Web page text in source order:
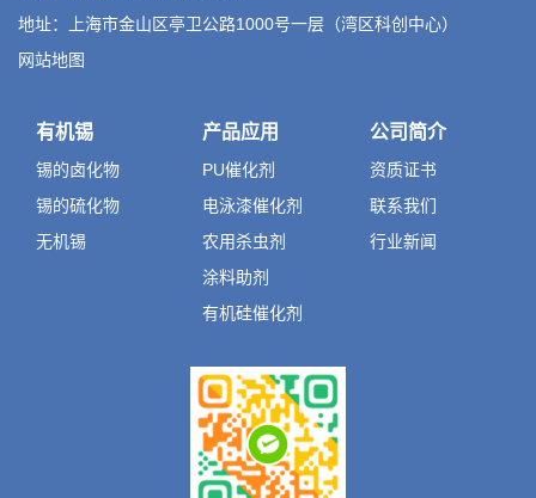
地址：上海市金山区亭卫公路1000号一层（湾区科创中心）
网站地图
有机锡
锡的卤化物
锡的硫化物
无机锡
产品应用
PU催化剂
电泳漆催化剂
农用杀虫剂
涂料助剂
有机硅催化剂
公司简介
资质证书
联系我们
行业新闻